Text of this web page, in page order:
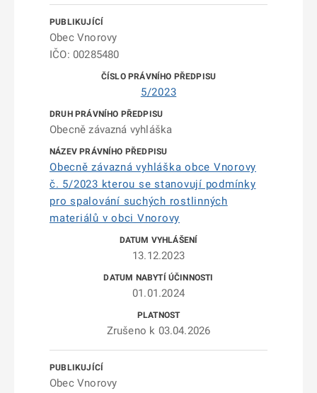
Obec Vnorovy
IČO: 00285480
5/2023
Obecně závazná vyhláška
Obecně závazná vyhláška obce Vnorovy
č. 5/2023 kterou se stanovují podmínky
pro spalování suchých rostlinných
materiálů v obci Vnorovy
13.12.2023
01.01.2024
Zrušeno k 03.04.2026
Obec Vnorovy